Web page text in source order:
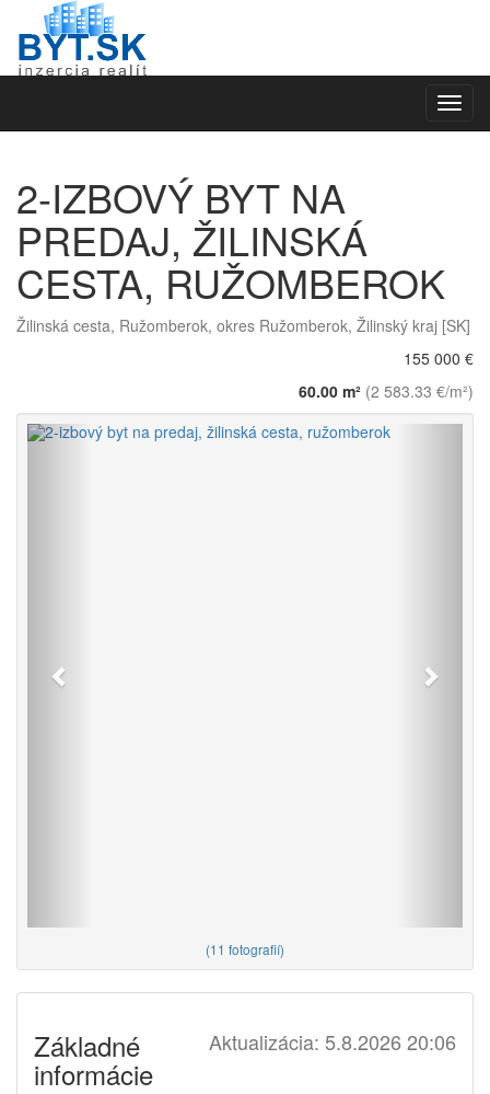
2-IZBOVÝ BYT NA
PREDAJ, ŽILINSKÁ
CESTA, RUŽOMBEROK
Žilinská cesta, Ružomberok, okres Ružomberok, Žilinský kraj [SK]
155 000 €
60.00 m² (2 583.33 €/m²)
Späť
(11 fotografií)
Aktualizácia: 5.8.2026 20:06
Základné
informácie